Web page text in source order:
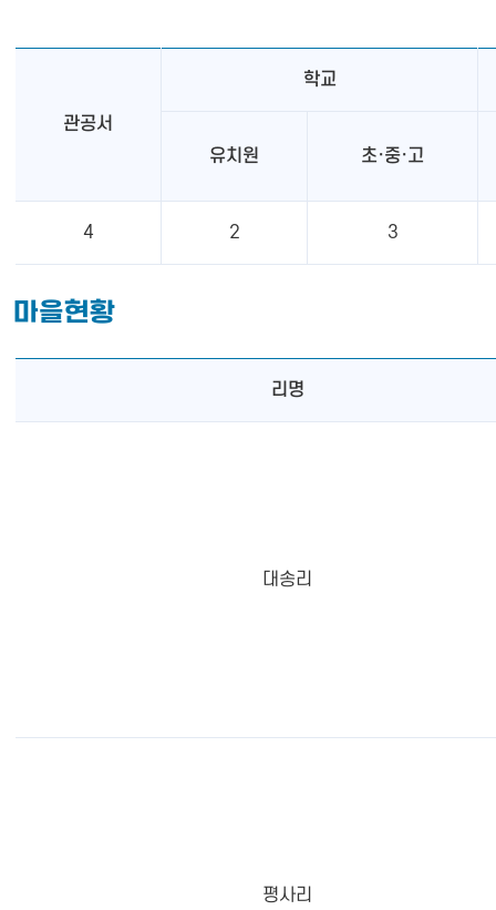
관공서
학교
유치원
초·중·고
4 2 3
마을현황
리명
대송리
평사리